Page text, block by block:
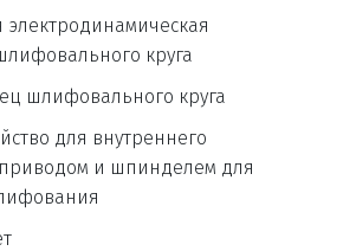
электродинамическая
круга
шлифовального круга
для внутреннего
и шпинделем для